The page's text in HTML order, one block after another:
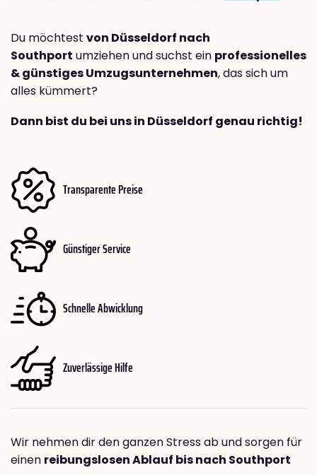
Du möchtest von Düsseldorf nach
Southport umziehen und suchst ein professionelles
& günstiges Umzugsunternehmen, das sich um
alles kümmert?
Dann bist du bei uns in Düsseldorf genau richtig!
Transparente Preise
Günstiger Service
Schnelle Abwicklung
Zuverlässige Hilfe
Wir nehmen dir den ganzen Stress ab und sorgen für
einen reibungslosen Ablauf bis nach Southport